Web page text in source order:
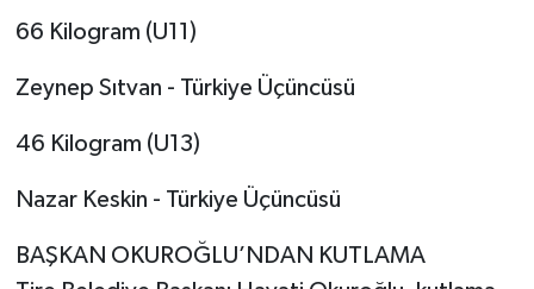
66 Kilogram (U11)
Zeynep Sıtvan - Türkiye Üçüncüsü
46 Kilogram (U13)
Nazar Keskin - Türkiye Üçüncüsü
BAŞKAN OKUROĞLU’NDAN KUTLAMA